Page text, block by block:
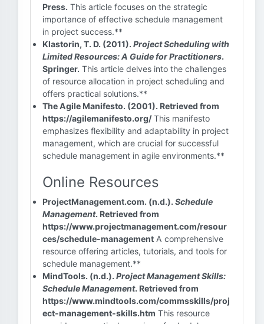
Press. This article focuses on the strategic
importance of effective schedule management
in project success.**
Klastorin, T. D. (2011). Project Scheduling with
Limited Resources: A Guide for Practitioners.
Springer. This article delves into the challenges
of resource allocation in project scheduling and
offers practical solutions.**
The Agile Manifesto. (2001). Retrieved from
https://agilemanifesto.org/This manifesto
emphasizes flexibility and adaptability in project
management, which are crucial for successful
schedule management in agile environments.**
Online Resources
ProjectManagement.com. (n.d.). Schedule
Management. Retrieved from
https://www.projectmanagement.com/resour
ces/schedule-management A comprehensive
resource offering articles, tutorials, and tools for
schedule management.**
MindTools. (n.d.). Project Management Skills:
Schedule Management. Retrieved from
https://www.mindtools.com/commsskills/proj
ect-management-skills.htm This resource